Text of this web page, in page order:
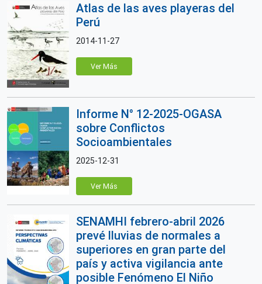
Atlas de las aves playeras del
Perú
2014-11-27
Ver Más
Informe N° 12-2025-OGASA
sobre Conflictos
Socioambientales
2025-12-31
Ver Más
SENAMHI febrero-abril 2026
prevé lluvias de normales a
superiores en gran parte del
país y activa vigilancia ante
posible Fenómeno El Niño